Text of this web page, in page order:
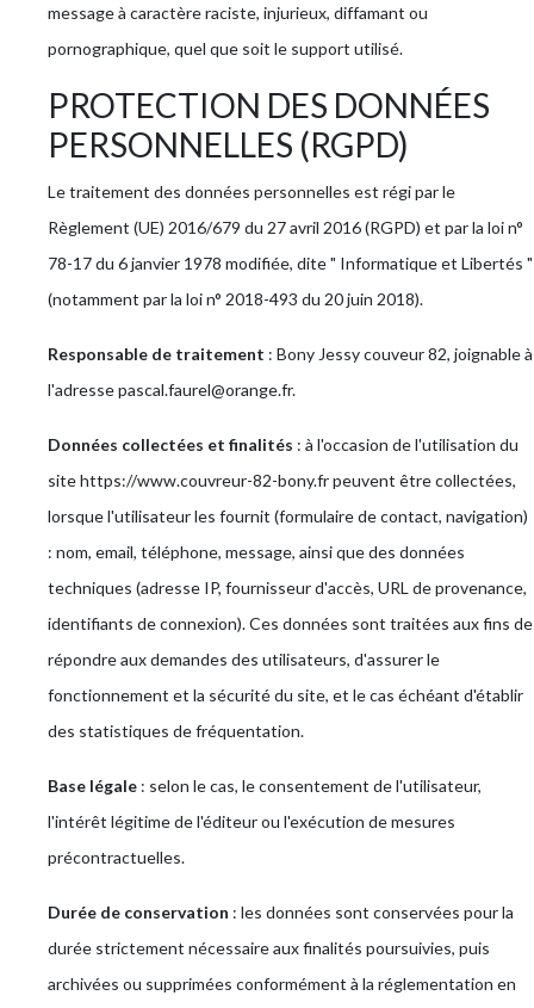
message à caractère raciste, injurieux, diffamant ou
pornographique, quel que soit le support utilisé.
PROTECTION DES DONNÉES
PERSONNELLES (RGPD)
Le traitement des données personnelles est régi par le
Règlement (UE) 2016/679 du 27 avril 2016 (RGPD) et par la loi n°
78-17 du 6 janvier 1978 modifiée, dite " Informatique et Libertés "
(notamment par la loi n° 2018-493 du 20 juin 2018).
Responsable de traitement : Bony Jessy couveur 82, joignable à
l'adresse pascal.faurel@orange.fr.
Données collectées et finalités : à l'occasion de l'utilisation du
site https://www.couvreur-82-bony.fr peuvent être collectées,
lorsque l'utilisateur les fournit (formulaire de contact, navigation)
: nom, email, téléphone, message, ainsi que des données
techniques (adresse IP, fournisseur d'accès, URL de provenance,
identifiants de connexion). Ces données sont traitées aux fins de
répondre aux demandes des utilisateurs, d'assurer le
fonctionnement et la sécurité du site, et le cas échéant d'établir
des statistiques de fréquentation.
Base légale : selon le cas, le consentement de l'utilisateur,
l'intérêt légitime de l'éditeur ou l'exécution de mesures
précontractuelles.
Durée de conservation : les données sont conservées pour la
durée strictement nécessaire aux finalités poursuivies, puis
archivées ou supprimées conformément à la réglementation en